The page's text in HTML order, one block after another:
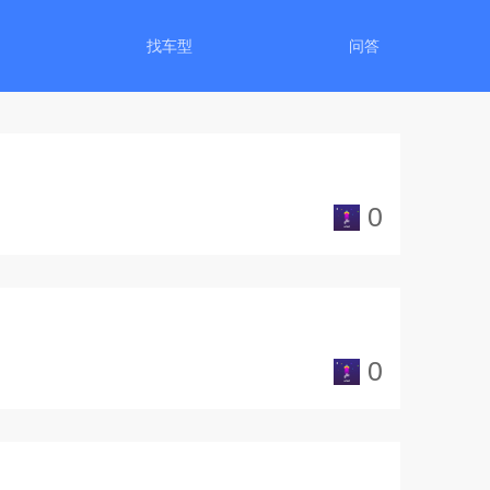
找车型 问答
0
0